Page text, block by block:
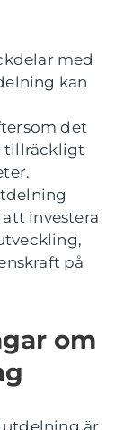
med
kan
det
tillräckligt
investera
på
om